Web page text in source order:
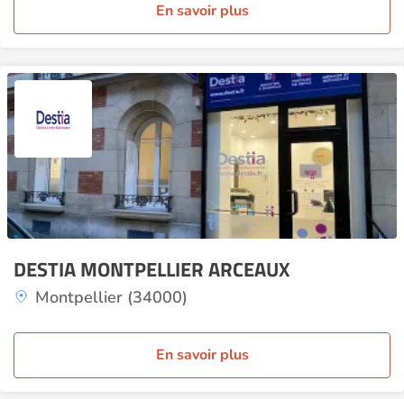
En savoir plus
DESTIA MONTPELLIER ARCEAUX
Montpellier (34000)
En savoir plus